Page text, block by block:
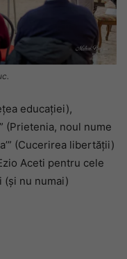
educației),
(Prietenia, noul nume
(Cucerirea libertății)
Aceti pentru cele
nu numai)